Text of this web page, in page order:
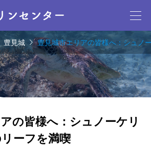
豊見城豊見城市エリアの皆様へ：シュノ
の皆様へ：シュノーケリ
ーフを満喫